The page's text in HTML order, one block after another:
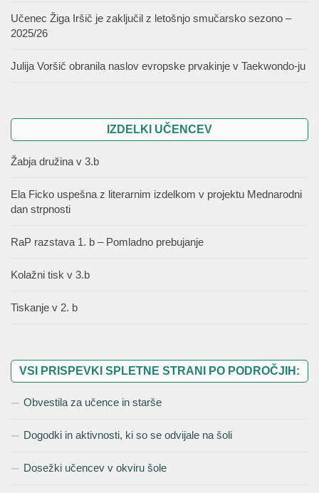
Učenec Žiga Iršič je zaključil z letošnjo smučarsko sezono –
2025/26
Julija Voršič obranila naslov evropske prvakinje v Taekwondo-ju
IZDELKI UČENCEV
Žabja družina v 3.b
Ela Ficko uspešna z literarnim izdelkom v projektu Mednarodni
dan strpnosti
RaP razstava 1. b – Pomladno prebujanje
Kolažni tisk v 3.b
Tiskanje v 2. b
VSI PRISPEVKI SPLETNE STRANI PO PODROČJIH:
Obvestila za učence in starše
Dogodki in aktivnosti, ki so se odvijale na šoli
Dosežki učencev v okviru šole